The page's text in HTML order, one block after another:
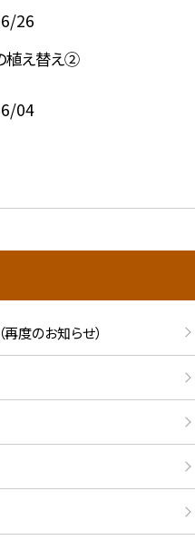
26
植え替え②
04
度のお知らせ）